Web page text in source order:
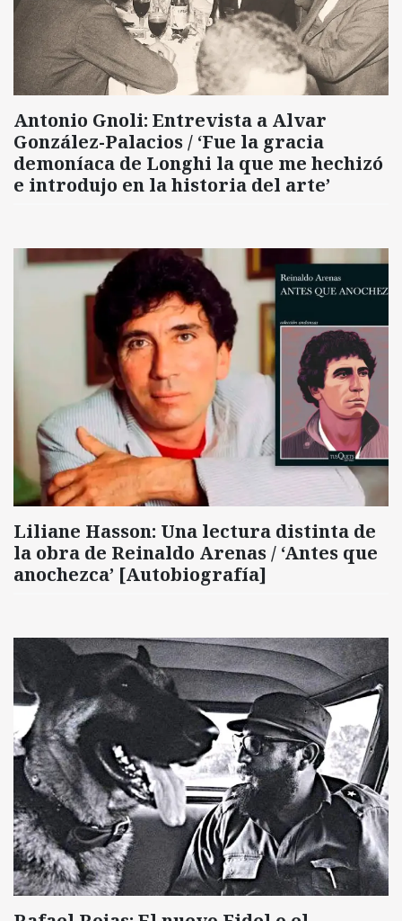
Antonio Gnoli: Entrevista a Alvar
González-Palacios / ‘Fue la gracia
demoníaca de Longhi la que me hechizó
e introdujo en la historia del arte’
Liliane Hasson: Una lectura distinta de
la obra de Reinaldo Arenas / ‘Antes que
anochezca’ [Autobiografía]